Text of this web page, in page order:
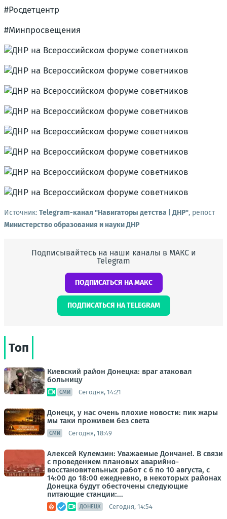
#Росдетцентр
#Минпросвещения
Источник: Telegram-канал "Навигаторы детства | ДНР", репост
Министерство образования и науки ДНР
Подписывайтесь на наши каналы в МАКС и
Telegram
ПОДПИСАТЬСЯ НА МАКС
ПОДПИСАТЬСЯ НА TELEGRAM
Топ
Киевский район Донецка: враг атаковал
больницу
СМИ Сегодня, 14:21
Донецк, у нас очень плохие новости: пик жары
мы таки проживем без света
СМИ Сегодня, 18:49
Алексей Кулемзин: Уважаемые Дончане!. В связи
с проведением плановых аварийно-
восстановительных работ с 6 по 10 августа, с
14:00 до 18:00 ежедневно, в некоторых районах
Донецка будут обесточены следующие
питающие станции:...
ДОНЕЦК Сегодня, 14:54